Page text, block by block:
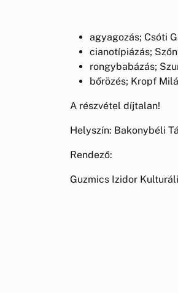
agyagozás; Csóti
cianotípiázás;
rongybabázás;
bőrözés; Kropf
A részvétel díjtalan!
Helyszín: Bakonybéli
Rendező:
Guzmics Izidor